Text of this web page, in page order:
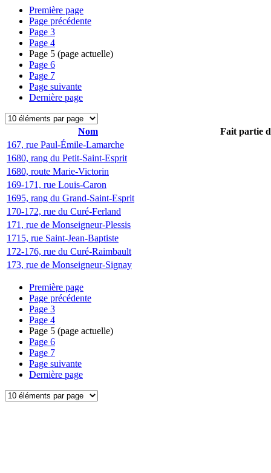
Première page
Page précédente
Page 3
Page 4
Page 5 (page actuelle)
Page 6
Page 7
Page suivante
Dernière page
Nom
Fait partie
167, rue Paul-Émile-Lamarche
1680, rang du Petit-Saint-Esprit
1680, route Marie-Victorin
169-171, rue Louis-Caron
1695, rang du Grand-Saint-Esprit
170-172, rue du Curé-Ferland
171, rue de Monseigneur-Plessis
1715, rue Saint-Jean-Baptiste
172-176, rue du Curé-Raimbault
173, rue de Monseigneur-Signay
Première page
Page précédente
Page 3
Page 4
Page 5 (page actuelle)
Page 6
Page 7
Page suivante
Dernière page